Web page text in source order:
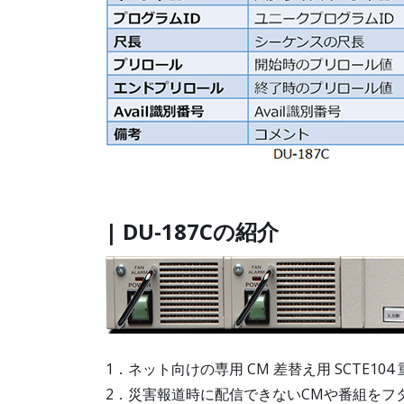
| DU-187Cの紹介
1．ネット向けの専用 CM 差替え用 SCTE104
2．災害報道時に配信できないCMや番組をフ